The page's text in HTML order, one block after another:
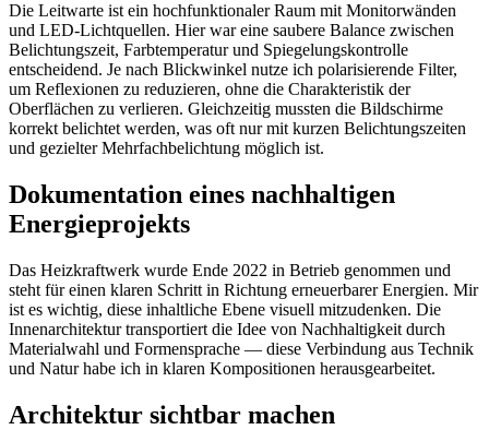
Die Leitwarte ist ein hochfunktionaler Raum mit Monitorwänden
und LED‑Lichtquellen. Hier war eine saubere Balance zwischen
Belichtungszeit, Farbtemperatur und Spiegelungs­kontrolle
entscheidend. Je nach Blickwinkel nutze ich polarisierende Filter,
um Reflexionen zu reduzieren, ohne die Charakteristik der
Oberflächen zu verlieren. Gleichzeitig mussten die Bildschirme
korrekt belichtet werden, was oft nur mit kurzen Belichtungszeiten
und gezielter Mehrfachbelichtung möglich ist.
Dokumentation eines nachhaltigen
Energieprojekts
Das Heizkraftwerk wurde Ende 2022 in Betrieb genommen und
steht für einen klaren Schritt in Richtung erneuerbarer Energien. Mir
ist es wichtig, diese inhaltliche Ebene visuell mitzudenken. Die
Innenarchitektur transportiert die Idee von Nachhaltigkeit durch
Materialwahl und Formensprache — diese Verbindung aus Technik
und Natur habe ich in klaren Kompositionen herausgearbeitet.
Architektur sichtbar machen